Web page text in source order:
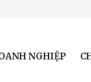
NGHIỆP